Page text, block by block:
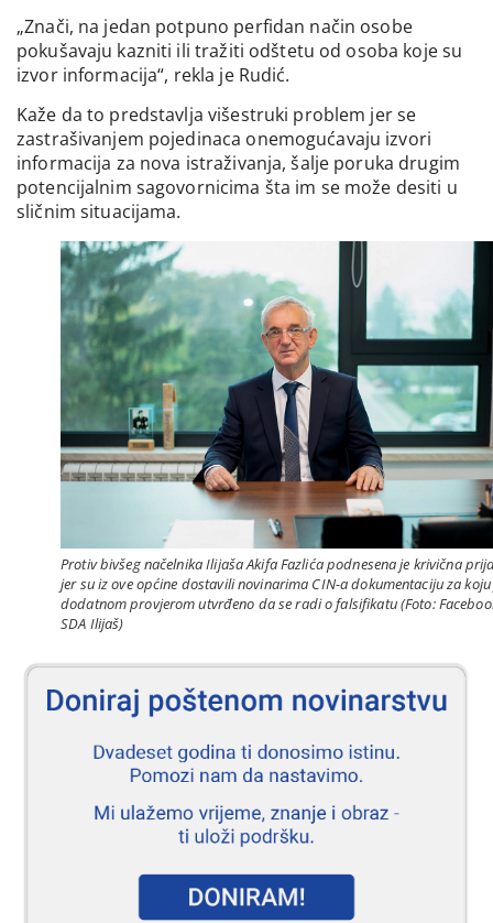
„Znači, na jedan potpuno perfidan način osobe
pokušavaju kazniti ili tražiti odštetu od osoba koje su
izvor informacija“, rekla je Rudić.
Kaže da to predstavlja višestruki problem jer se
zastrašivanjem pojedinaca onemogućavaju izvori
informacija za nova istraživanja, šalje poruka drugim
potencijalnim sagovornicima šta im se može desiti u
sličnim situacijama.
Protiv bivšeg načelnika Ilijaša Akifa Fazlića podnesena je krivična
jer su iz ove općine dostavili novinarima CIN-a dokumentaciju za koju
dodatnom provjerom utvrđeno da se radi o falsifikatu (Foto:
SDA Ilijaš)